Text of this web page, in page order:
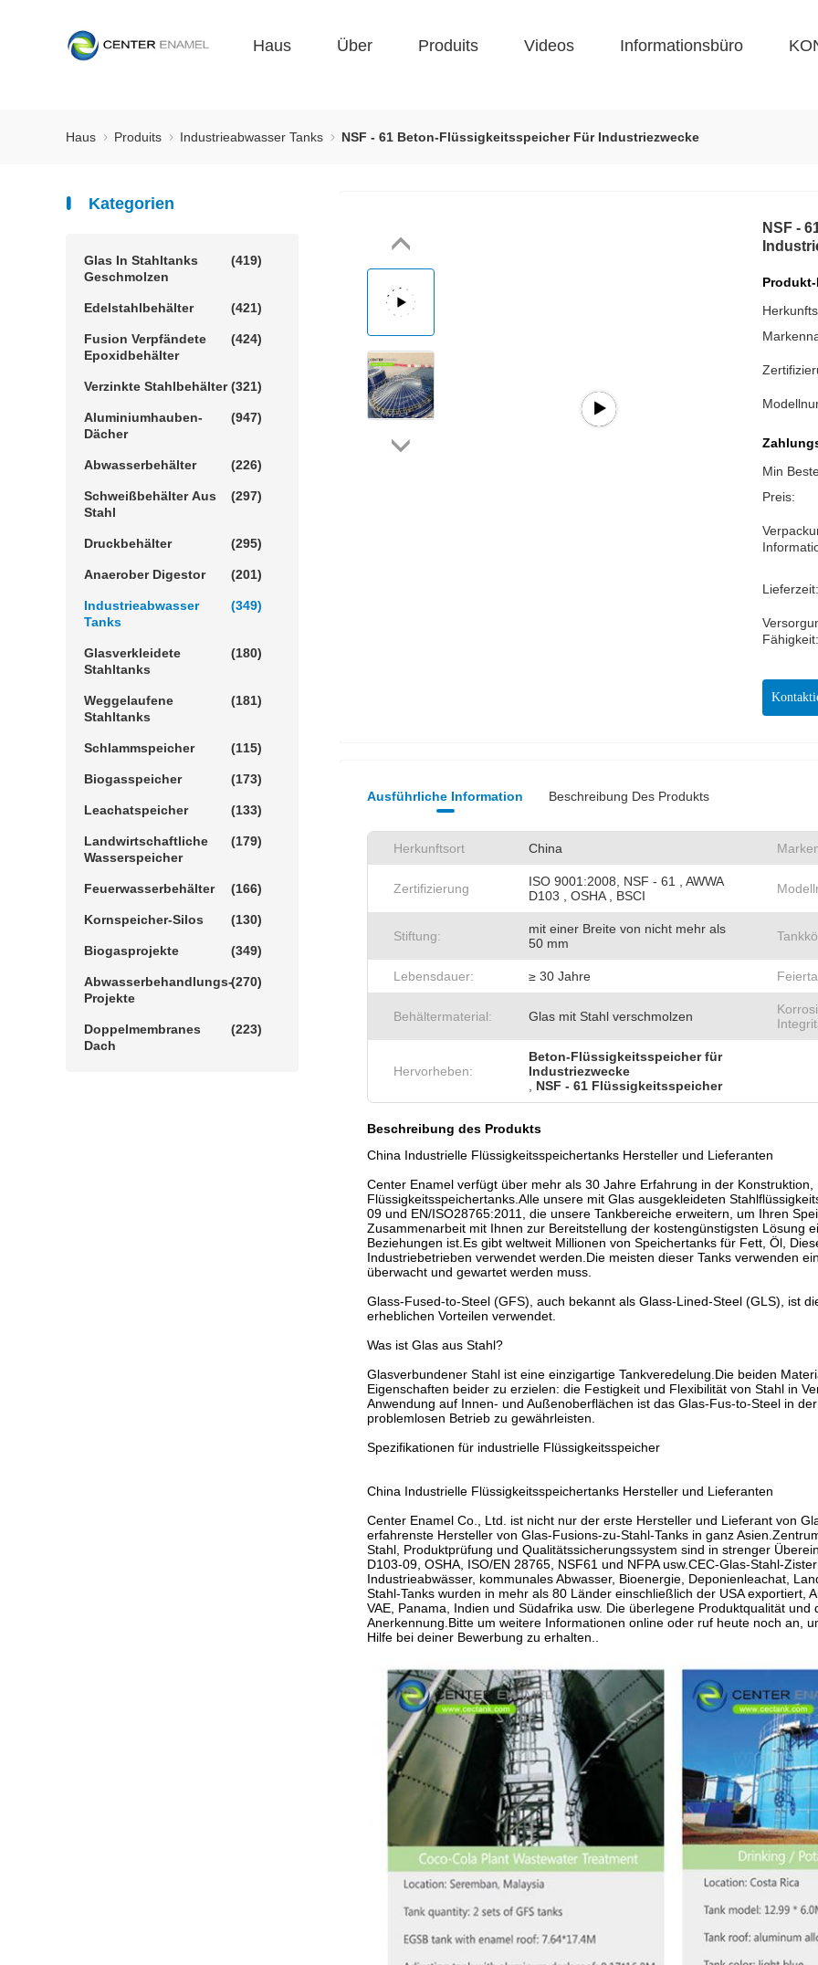
Haus Über Produits Videos Informationsbüro
Haus Produits Industrieabwasser Tanks NSF - 61 Beton-Flüssigkeitsspeicher Für Industriezwecke
Kategorien
Glas In Stahltanks
Geschmolzen
(419)
Edelstahlbehälter (421)
Fusion Verpfändete
Epoxidbehälter
(424)
Verzinkte Stahlbehälter (321)
Aluminiumhauben-
Dächer
(947)
Abwasserbehälter (226)
Schweißbehälter Aus
Stahl
(297)
Druckbehälter (295)
Anaerober Digestor (201)
Industrieabwasser
Tanks
(349)
Glasverkleidete
Stahltanks
(180)
Weggelaufene
Stahltanks
(181)
Schlammspeicher (115)
Biogasspeicher (173)
Leachatspeicher (133)
Landwirtschaftliche
Wasserspeicher
(179)
Feuerwasserbehälter (166)
Kornspeicher-Silos (130)
Biogasprojekte (349)
Abwasserbehandlungs-
Projekte
(270)
Doppelmembranes
Dach
(223)
NSF -
Min
Preis:
Ausführliche Information Beschreibung Des Produkts
Herkunftsort China
Zertifizierung
ISO 9001:2008, NSF - 61 , AWWA
D103 , OSHA , BSCI
Stiftung:
mit einer Breite von nicht mehr als
50 mm
Lebensdauer: ≥ 30 Jahre
Behältermaterial: Glas mit Stahl verschmolzen
Hervorheben:
Beton-Flüssigkeitsspeicher für
Industriezwecke
NSF - 61 Flüssigkeitsspeicher
Beschreibung des Produkts
China Industrielle Flüssigkeitsspeichertanks Hersteller und Lieferanten
Center Enamel verfügt über mehr als 30 Jahre Erfahrung in der
Flüssigkeitsspeichertanks.Alle unsere mit Glas ausgekleideten
09 und EN/ISO28765:2011, die unsere Tankbereiche erweitern, um Ihren
Zusammenarbeit mit Ihnen zur Bereitstellung der kostengünstigsten Lösung
Beziehungen ist.Es gibt weltweit Millionen von Speichertanks für Fett, Öl,
Industriebetrieben verwendet werden.Die meisten dieser Tanks verwenden
überwacht und gewartet werden muss.
Glass-Fused-to-Steel (GFS), auch bekannt als Glass-Lined-Steel (GLS), ist
erheblichen Vorteilen verwendet.
Was ist Glas aus Stahl?
Glasverbundener Stahl ist eine einzigartige Tankveredelung.Die beiden
Eigenschaften beider zu erzielen: die Festigkeit und Flexibilität von Stahl in
Anwendung auf Innen- und Außenoberflächen ist das Glas-Fus-to-Steel in
problemlosen Betrieb zu gewährleisten.
Spezifikationen für industrielle Flüssigkeitsspeicher
China Industrielle Flüssigkeitsspeichertanks Hersteller und Lieferanten
Center Enamel Co., Ltd. ist nicht nur der erste Hersteller und Lieferant von
erfahrenste Hersteller von Glas-Fusions-zu-Stahl-Tanks in ganz
Stahl, Produktprüfung und Qualitätssicherungssystem sind in strenger
D103-09, OSHA, ISO/EN 28765, NSF61 und NFPA usw.CEC-Glas-Stahl-
Industrieabwässer, kommunales Abwasser, Bioenergie, Deponienleachat,
Stahl-Tanks wurden in mehr als 80 Länder einschließlich der USA exportiert,
VAE, Panama, Indien und Südafrika usw. Die überlegene Produktqualität
Anerkennung.Bitte um weitere Informationen online oder ruf heute noch an,
Hilfe bei deiner Bewerbung zu erhalten..
Hinterlassen Sie eine Nachricht Wir rufen
bald zurück!